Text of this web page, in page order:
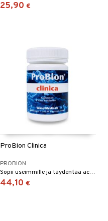
25,90 €
ProBion Clinica
PROBION
Sopii useimmille ja täydentää active- ja basic-tuotteita. Laktoositon!
44,10 €